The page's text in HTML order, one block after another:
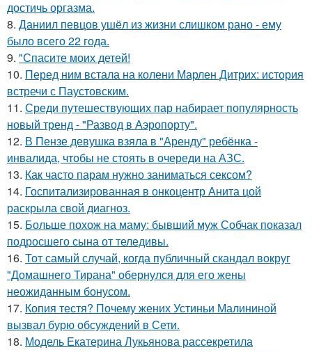
достичь оргазма.
8. Даниил певцов ушёл из жизни слишком рано - ему
было всего 22 года.
9. "Спасите моих детей!
10. Перед ним встала на колени Марлен Дитрих: история
встречи с Паустовским.
11. Среди путешествующих пар набирает популярность
новый тренд - "Развод в Аэропорту".
12. В Пензе девушка взяла в "Аренду" ребёнка -
инвалида, чтобы не стоять в очереди на АЗС.
13. Как часто парам нужно заниматься сексом?
14. Госпитализированная в онкоцентр Анита цой
раскрыла свой диагноз.
15. Больше похож на маму: бывший муж Собчак показал
подросшего сына от теледивы.
16. Тот самый случай, когда публичный скандал вокруг
"Домашнего Тирана" обернулся для его жены
неожиданным бонусом.
17. Копия тестя? Почему жених Устиньи Малининой
вызвал бурю обсуждений в Сети.
18. Модель Екатерина Лукьянова рассекретила